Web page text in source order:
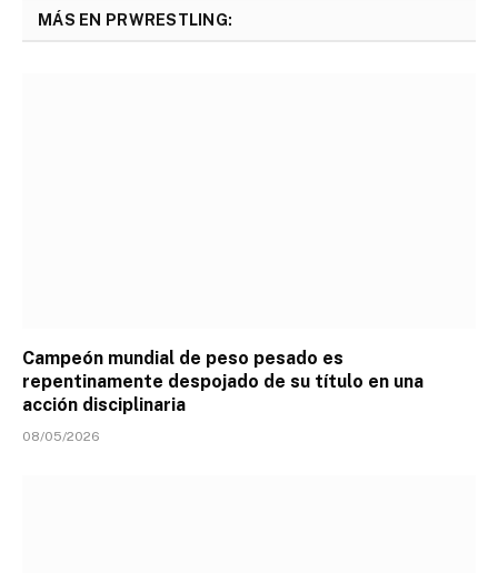
MÁS EN PRWRESTLING:
Campeón mundial de peso pesado es
repentinamente despojado de su título en una
acción disciplinaria
08/05/2026